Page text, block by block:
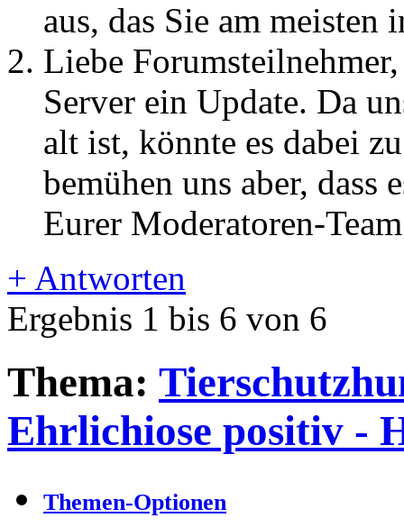
aus, das Sie am meisten
Liebe
Server ein Update. Da
alt ist, könnte es dabei
bemühen uns aber, dass
Eurer Moderatoren-Team
+ Antworten
Ergebnis 1 bis 6 von 6
Thema:
Ehrlichiose positiv -
Themen-Optionen